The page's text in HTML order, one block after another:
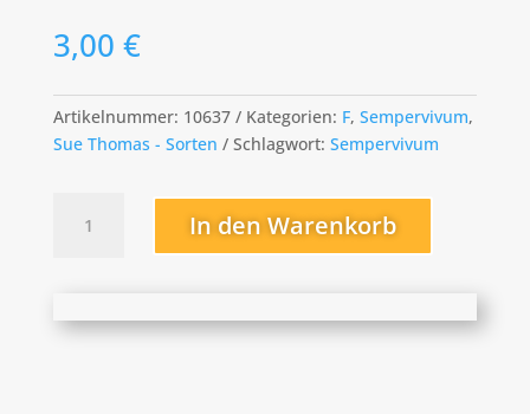
3,00 €
Artikelnummer: 10637 Kategorien: F, Sempervivum,
Sue Thomas - Sorten
Schlagwort: Sempervivum
Dreams
In den Warenkorb